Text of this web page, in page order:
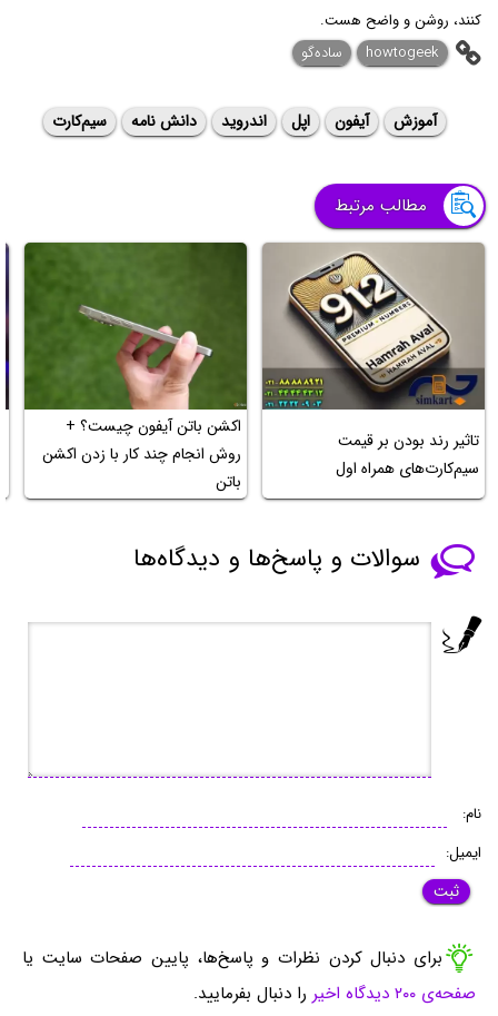
کنند، روشن و واضح هست.
howtogeek
ساده‌گو
آموزش آیفون اپل اندروید دانش نامه سیم‌کارت
مطالب مرتبط
تاثیر رند بودن بر قیمت
سیم‌کارت‌های همراه اول
اکشن باتن آیفون چیست؟ +
روش انجام چند کار با زدن اکشن
باتن
سوالات و پاسخ‌ها و دیدگاه‌ها
نام:
ایمیل:
برای دنبال کردن نظرات و پاسخ‌ها، پایین صفحات سایت یا
صفحه‌ی ۲۰۰ دیدگاه اخیر
را دنبال بفرمایید.